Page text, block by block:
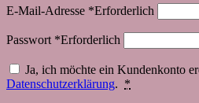
E-Mail-Adresse *Erforderlich
Passwort *Erforderlich
Ja, ich möchte ein Kundenkonto
Datenschutzerklärung. *